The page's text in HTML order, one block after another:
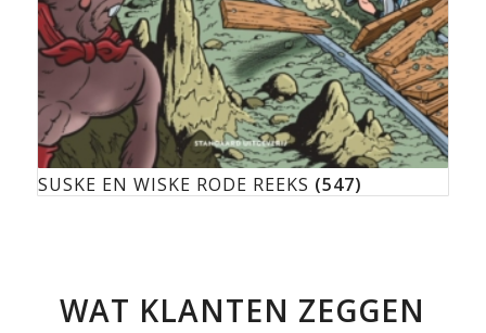
SUSKE EN WISKE RODE REEKS (547)
WAT KLANTEN ZEGGEN